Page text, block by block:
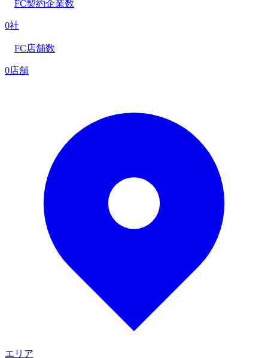
FC契約企業数
0社
FC店舗数
0店舗
エリア